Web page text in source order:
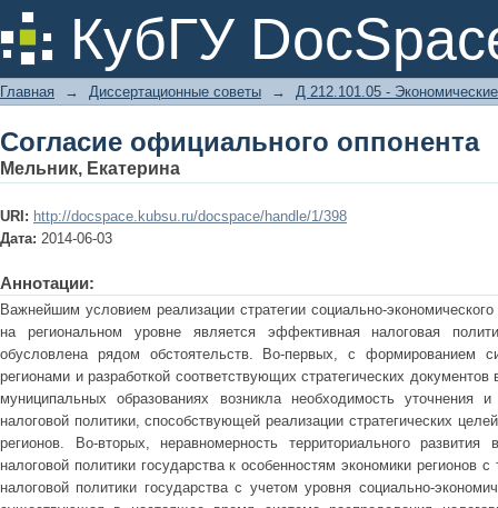
КубГУ
Согласие официального оппонента
Главная → Диссертационные советы → Д 212.101.05 -
Согласие официального оппонента
Мельник, Екатерина
URI: http://docspace.kubsu.ru/docspace/handle/1/398
Дата: 2014-06-03
Аннотации:
Важнейшим условием реализации стратегии социально-
на региональном уровне является эффективная налоговая
обусловлена рядом обстоятельств. Во-первых, с формированием
регионами и разработкой соответствующих стратегических
муниципальных образованиях возникла необходимость уточнения и
налоговой политики, способствующей реализации стратегических
регионов. Во-вторых, неравномерность территориального развития
налоговой политики государства к особенностям экономики регионов
налоговой политики государства с учетом уровня социально-